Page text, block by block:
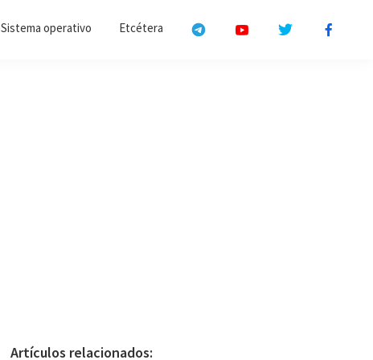
Sistema operativo Etcétera
Artículos relacionados: